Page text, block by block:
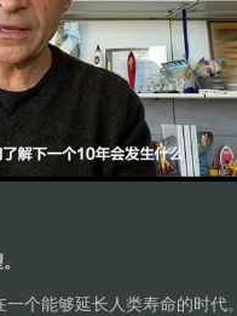
个能够延长人类寿命的时代。